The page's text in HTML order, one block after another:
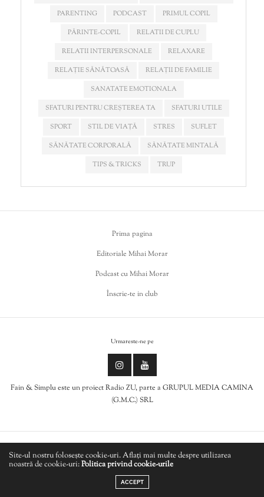
ARCHIE BELL - Get You Down (V'S
PARENTING
PODCAST
PRIMUL COPIL
PĂRINTE-COPIL
RELATII DE CUPLU
RELATII INTERPERSONALE
RELAXARE
RELAȚIE SĂNĂTOASĂ
RELAȚII DE FAMILIE
SANATATE EMOTIONALA
SFATURI PENTRU CREȘTEREA TA
SFATURI UTILE
SPORT
STIL DE VIAȚĂ STRES
SUFLET
SĂNĂTATE CORPORALĂ
SĂNĂTATE MINTALĂ
TIPS & TRICKS
TRUP
Prima pagina
Editoriale Mihai Morar
Podcast cu Mihai Morar
Înscrie-te in club
Urmareste-ne pe
Fain & Simplu este un proiect Radio ZU, parte a GRUPUL MEDIA CAMINA
(G.M.C.) SRL
Politica de cookies
Politică de confidențialitate
Site-ul nostru folosește cookie-uri. Aflați mai multe despre utilizarea
noastră de cookie-uri:Politica privind cookie-urile
ACCEPT